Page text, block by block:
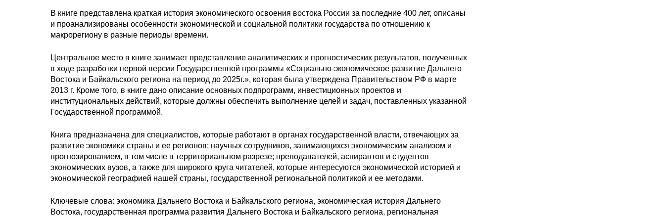
В книге представлена краткая история экономического освоения востока России за последние 400 лет, описаны
и проанализированы особенности экономической и социальной политики государства по отношению к
макрорегиону в разные периоды времени.
Центральное место в книге занимает представление аналитических и прогностических результатов, полученных
в ходе разработки первой версии Государственной программы «Социально-экономическое развитие Дальнего
Востока и Байкальского региона на период до 2025г.», которая была утверждена Правительством РФ в марте
2013 г. Кроме того, в книге дано описание основных подпрограмм, инвестиционных проектов и
институциональных действий, которые должны обеспечить выполнение целей и задач, поставленных указанной
Государственной программой.
Книга предназначена для специалистов, которые работают в органах государственной власти, отвечающих за
развитие экономики страны и ее регионов; научных сотрудников, занимающихся экономическим анализом и
прогнозированием, в том числе в территориальном разрезе; преподавателей, аспирантов и студентов
экономических вузов, а также для широкого круга читателей, которые интересуются экономической историей и
экономической географией нашей страны, государственной региональной политикой и ее методами.
Ключевые слова: экономика Дальнего Востока и Байкальского региона, экономическая история Дальнего
Востока, государственная программа развития Дальнего Востока и Байкальского региона, региональная